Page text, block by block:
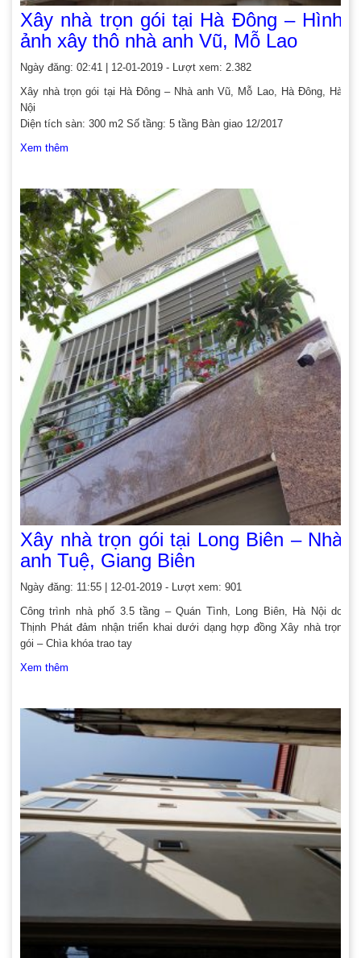
Xây nhà trọn gói tại Hà Đông – Hình
ảnh xây thô nhà anh Vũ, Mỗ Lao
Ngày đăng: 02:41 | 12-01-2019 - Lượt xem: 2.382
Xây nhà trọn gói tại Hà Đông – Nhà anh Vũ, Mỗ Lao, Hà Đông, Hà
Nội
Diện tích sàn: 300 m2 Số tầng: 5 tầng Bàn giao 12/2017
Xem thêm
Xây nhà trọn gói tại Long Biên – Nhà
anh Tuệ, Giang Biên
Ngày đăng: 11:55 | 12-01-2019 - Lượt xem: 901
Công trình nhà phố 3.5 tầng – Quán Tình, Long Biên, Hà Nội do
Thịnh Phát đảm nhận triển khai dưới dạng hợp đồng Xây nhà trọn
gói – Chìa khóa trao tay
Xem thêm